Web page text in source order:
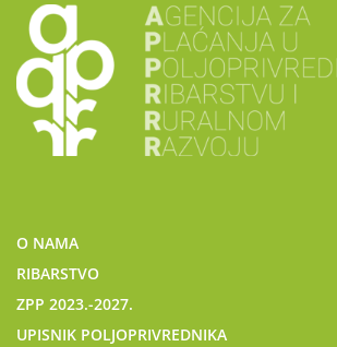
O NAMA
RIBARSTVO
ZPP 2023.-2027.
UPISNIK POLJOPRIVREDNIKA